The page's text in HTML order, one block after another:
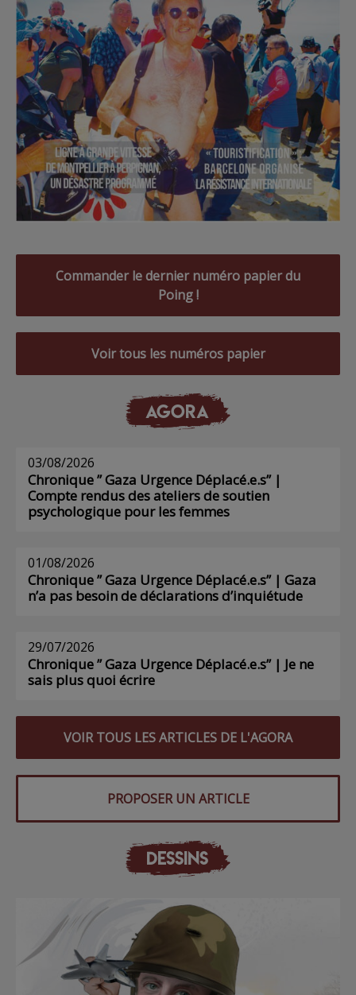
Commander le dernier numéro papier du
Poing !
Voir tous les numéros papier
AGORA
03/08/2026
Chronique ” Gaza Urgence Déplacé.e.s” |
Compte rendus des ateliers de soutien
psychologique pour les femmes
01/08/2026
Chronique ” Gaza Urgence Déplacé.e.s” | Gaza
n’a pas besoin de déclarations d’inquiétude
29/07/2026
Chronique ” Gaza Urgence Déplacé.e.s” | Je ne
sais plus quoi écrire
VOIR TOUS LES ARTICLES DE L'AGORA
PROPOSER UN ARTICLE
DESSINS